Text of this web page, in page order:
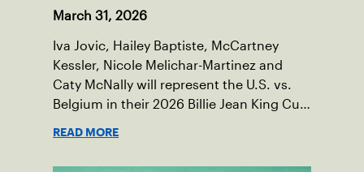
March 31, 2026
Iva Jovic, Hailey Baptiste, McCartney
Kessler, Nicole Melichar-Martinez and
Caty McNally will represent the U.S. vs.
Belgium in their 2026 Billie Jean King Cup
READ MORE